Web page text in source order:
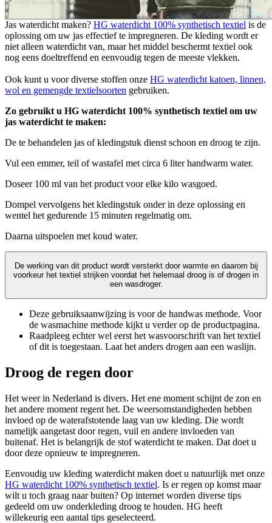
Jas waterdicht maken? HG waterdicht 100% synthetisch textiel is de
oplossing om uw jas effectief te impregneren. De kleding wordt er
niet alleen waterdicht van, maar het middel beschermt textiel ook
nog eens doeltreffend en eenvoudig tegen de meeste vlekken.
Ook kunt u voor diverse stoffen onze HG waterdicht katoen, linnen,
wol en gemengde textielsoorten gebruiken.
Zo gebruikt u HG waterdicht 100% synthetisch textiel om uw
jas waterdicht te maken:
De te behandelen jas of kledingstuk dienst schoon en droog te zijn.
Vul een emmer, teil of wastafel met circa 6 liter handwarm water.
Doseer 100 ml van het product voor elke kilo wasgoed.
Dompel vervolgens het kledingstuk onder in deze oplossing en
wentel het gedurende 15 minuten regelmatig om.
Daarna uitspoelen met koud water.
De werking van dit product wordt versterkt door warmte en daarom bij
voorkeur het textiel strijken voordat het helemaal droog is of drogen in
een wasdroger.
Deze gebruiksaanwijzing is voor de handwas methode. Voor
de wasmachine methode kijkt u verder op de productpagina.
Raadpleeg echter wel eerst het wasvoorschrift van het textiel
of dit is toegestaan. Laat het anders drogen aan een waslijn.
Droog de regen door
Het weer in Nederland is divers. Het ene moment schijnt de zon en
het andere moment regent het. De weersomstandigheden hebben
invloed op de waterafstotende laag van uw kleding. Die wordt
namelijk aangetast door regen, vuil en andere invloeden van
buitenaf. Het is belangrijk de stof waterdicht te maken. Dat doet u
door deze opnieuw te impregneren.
Eenvoudig uw kleding waterdicht maken doet u natuurlijk met onze
HG waterdicht 100% synthetisch textiel. Is er regen op komst maar
wilt u toch graag naar buiten? Op internet worden diverse tips
gedeeld om uw onderkleding droog te houden. HG heeft
willekeurig een aantal tips geselecteerd.